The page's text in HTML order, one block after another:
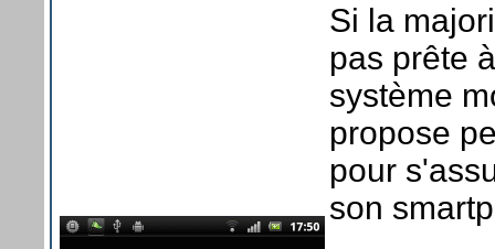
Si la
pas prête
système
propose
pour
son